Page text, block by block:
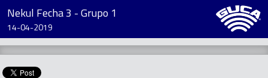
Nekul Fecha 3 - Grupo 1
14-04-2019